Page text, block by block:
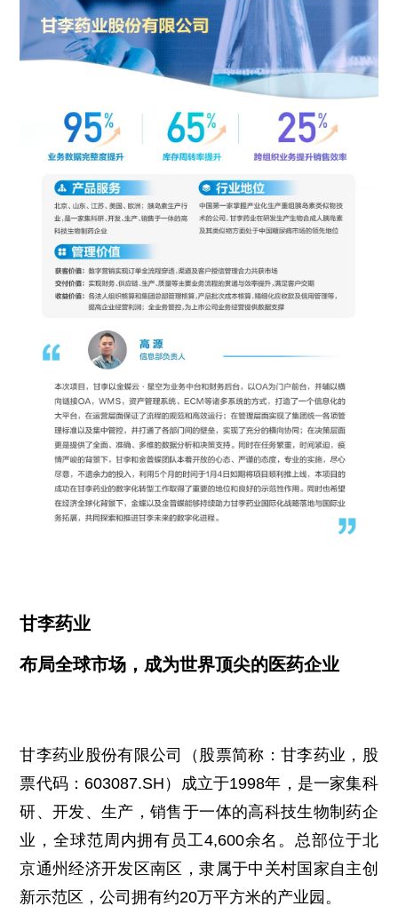
甘李药业
布局全球市场，成为世界顶尖的医药企业
甘李药业股份有限公司（股票简称：甘李药业，股
票代码：603087.SH）成立于1998年，是一家集科
研、开发、生产，销售于一体的高科技生物制药企
业，全球范周内拥有员工4,600余名。总部位于北
京通州经济开发区南区，隶属于中关村国家自主创
新示范区，公司拥有约20万平方米的产业园。